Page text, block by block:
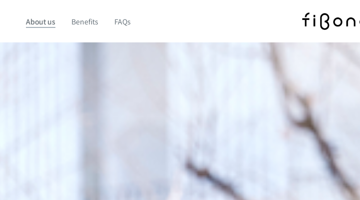
About us Benefits FAQs